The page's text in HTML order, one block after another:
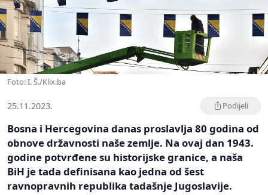
Foto: I. Š./Klix.ba
25.11.2023. Podijeli
Bosna i Hercegovina danas proslavlja 80 godina od
obnove državnosti naše zemlje. Na ovaj dan 1943.
godine potvrđene su historijske granice, a naša
BiH je tada definisana kao jedna od šest
ravnopravnih republika tadašnje Jugoslavije.